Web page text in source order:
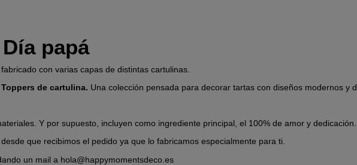
papá
con varias capas de distintas cartulinas.
Toppers de cartulina. Una colección pensada para decorar tartas con diseños modernos y
Y por supuesto, incluyen como ingrediente principal, el 100% de amor y dedicación.
que recibimos el pedido ya que lo fabricamos especialmente para ti.
un mail a hola@happymomentsdeco.es